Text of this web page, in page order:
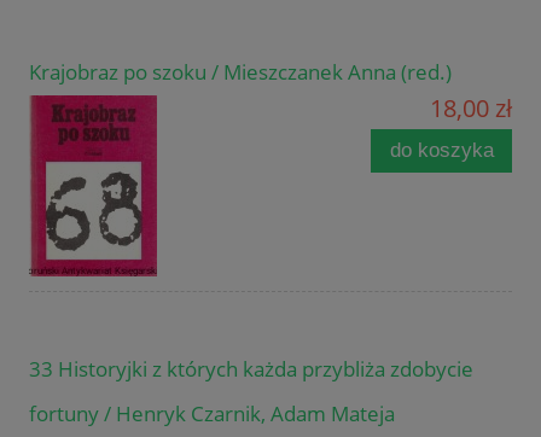
Krajobraz po szoku / Mieszczanek Anna (red.)
18,00 zł
do koszyka
33 Historyjki z których każda przybliża zdobycie
fortuny / Henryk Czarnik, Adam Mateja